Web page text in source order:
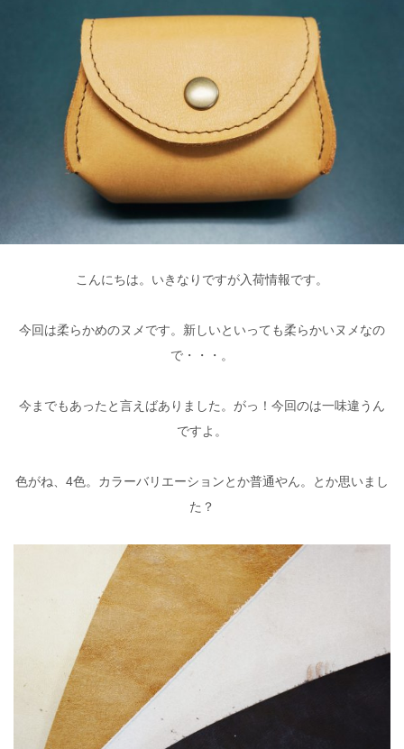
こんにちは。いきなりですが入荷情報です。
今回は柔らかめのヌメです。新しいといっても柔らかいヌメなの
で・・・。
今までもあったと言えばありました。がっ！今回のは一味違うん
ですよ。
色がね、4色。カラーバリエーションとか普通やん。とか思いまし
た？